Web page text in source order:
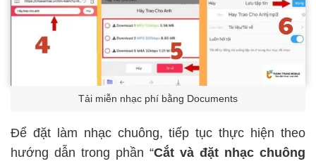
Tải miễn nhạc phí bằng Documents
Để đặt làm nhạc chuông, tiếp tục thực hiện theo
hướng dẫn trong phần “Cắt và đặt nhạc chuông